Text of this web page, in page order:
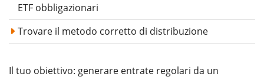
ETF obbligazionari
Trovare il metodo corretto di distribuzione
Il tuo obiettivo: generare entrate regolari da un